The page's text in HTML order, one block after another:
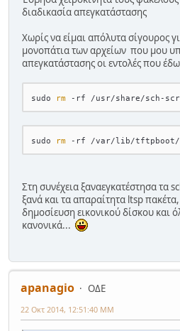
διαδικασία απεγκατάστασης
Χωρίς να είμαι απόλυτα σίγουρος
μονοπάτια των αρχείων που μου
απεγκατάστασης οι εντολές που
sudo rm
sudo rm
Στη συνέχεια ξαναεγκατέστησα τα
ξανά και τα απαραίτητα ltsp
δημοσίευση εικονικού δίσκου και
κανονικά...
apanagio
ΟΔΕ
22 Οκτ 2014, 12:51:40 ΜΜ